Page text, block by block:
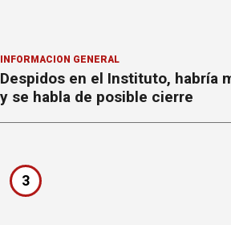
INFORMACION GENERAL
Despidos en el Instituto, habría
y se habla de posible cierre
3